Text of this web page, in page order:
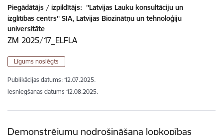
Piegādātājs / izpildītājs: ''Latvijas Lauku konsultāciju un
izglītības centrs'' SIA, Latvijas Biozinātņu un tehnoloģiju
universitāte
ZM 2025/17_ELFLA
Līgums noslēgts
Publikācijas datums: 12.07.2025.
Iesniegšanas datums 12.08.2025.
Demonstrējumu nodrošināšana lopkopības